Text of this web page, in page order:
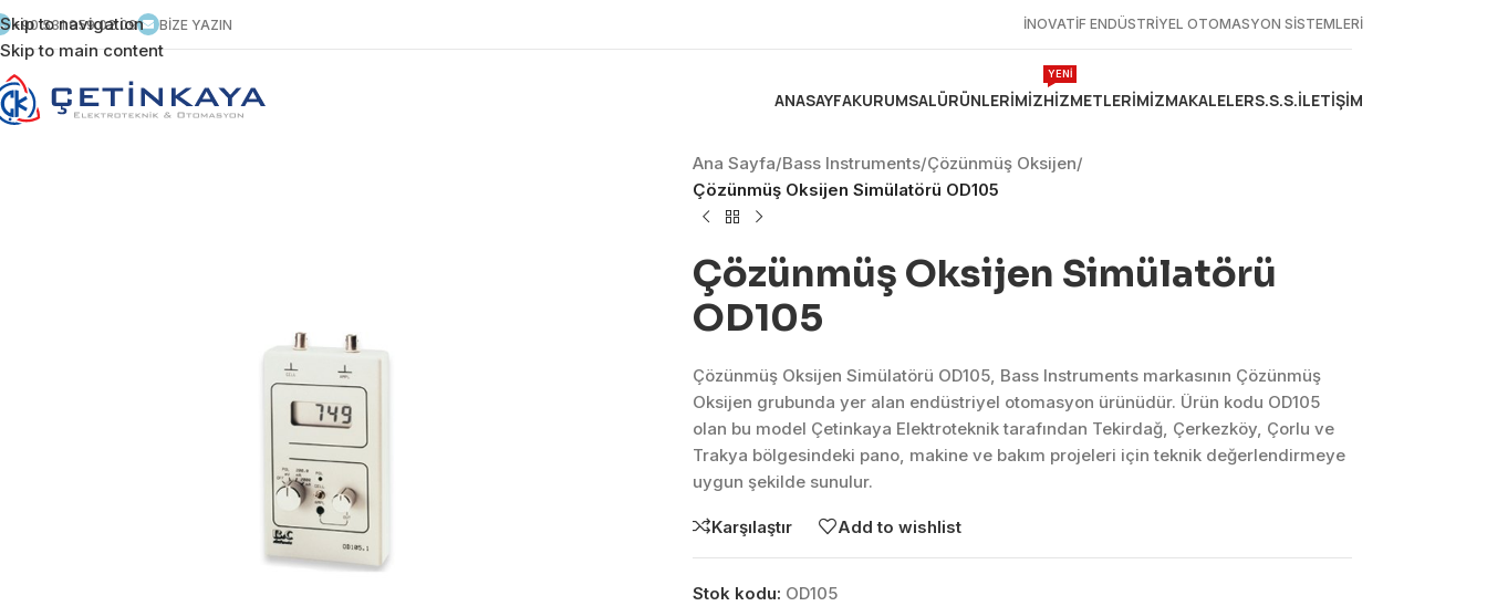
Skip to navigation
Skip to main content
+90 531 959 02 09 BİZE YAZIN İNOVATİF ENDÜSTRİYEL OTOMASYON SİSTEMLERİ
ANASAYFAKURUMSALÜRÜNLERIMIZHIZMETLERIMIZ
YENİ
MAKALELERS.S.S.İLETIŞIM
Ana Sayfa/Bass Instruments/Çözünmüş Oksijen/
Çözünmüş Oksijen Simülatörü OD105
Çözünmüş Oksijen Simülatörü
OD105
Çözünmüş Oksijen Simülatörü OD105, Bass Instruments markasının Çözünmüş
Oksijen grubunda yer alan endüstriyel otomasyon ürünüdür. Ürün kodu OD105
olan bu model Çetinkaya Elektroteknik tarafından Tekirdağ, Çerkezköy, Çorlu ve
Trakya bölgesindeki pano, makine ve bakım projeleri için teknik değerlendirmeye
uygun şekilde sunulur.
Karşılaştır Add to wishlist
Stok kodu: OD105